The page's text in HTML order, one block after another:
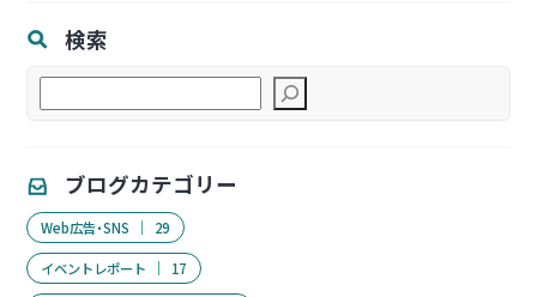
検索
検
索
ブログカテゴリー
Web広告・SNS 29
イベントレポート 17